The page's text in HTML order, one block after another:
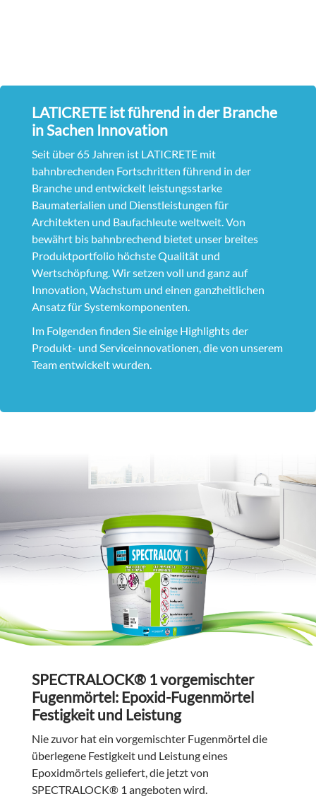
LATICRETE ist führend in der Branche
in Sachen Innovation
Seit über 65 Jahren ist LATICRETE mit
bahnbrechenden Fortschritten führend in der
Branche und entwickelt leistungsstarke
Baumaterialien und Dienstleistungen für
Architekten und Baufachleute weltweit. Von
bewährt bis bahnbrechend bietet unser breites
Produktportfolio höchste Qualität und
Wertschöpfung. Wir setzen voll und ganz auf
Innovation, Wachstum und einen ganzheitlichen
Ansatz für Systemkomponenten.
Im Folgenden finden Sie einige Highlights der
Produkt- und Serviceinnovationen, die von unserem
Team entwickelt wurden.
SPECTRALOCK® 1 vorgemischter
Fugenmörtel: Epoxid-Fugenmörtel
Festigkeit und Leistung
Nie zuvor hat ein vorgemischter Fugenmörtel die
überlegene Festigkeit und Leistung eines
Epoxidmörtels geliefert, die jetzt von
SPECTRALOCK® 1 angeboten wird.